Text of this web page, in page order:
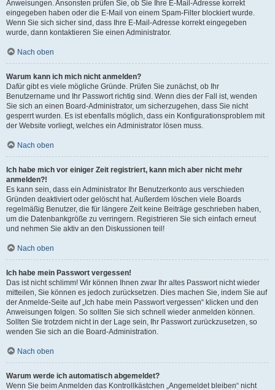
Anweisungen. Ansonsten prüfen Sie, ob Sie Ihre E-Mail-Adresse korrekt
eingegeben haben oder die E-Mail von einem Spam-Filter blockiert wurde.
Wenn Sie sich sicher sind, dass Ihre E-Mail-Adresse korrekt eingegeben
wurde, dann kontaktieren Sie einen Administrator.
Nach oben
Warum kann ich mich nicht anmelden?
Dafür gibt es viele mögliche Gründe. Prüfen Sie zunächst, ob Ihr
Benutzername und Ihr Passwort richtig sind. Wenn dies der Fall ist, wenden
Sie sich an einen Board-Administrator, um sicherzugehen, dass Sie nicht
gesperrt wurden. Es ist ebenfalls möglich, dass ein Konfigurationsproblem mit
der Website vorliegt, welches ein Administrator lösen muss.
Nach oben
Ich habe mich vor einiger Zeit registriert, kann mich aber nicht mehr
anmelden?!
Es kann sein, dass ein Administrator Ihr Benutzerkonto aus verschieden
Gründen deaktiviert oder gelöscht hat. Außerdem löschen viele Boards
regelmäßig Benutzer, die für längere Zeit keine Beiträge geschrieben haben,
um die Datenbankgröße zu verringern. Registrieren Sie sich einfach erneut
und nehmen Sie aktiv an den Diskussionen teil!
Nach oben
Ich habe mein Passwort vergessen!
Das ist nicht schlimm! Wir können Ihnen zwar Ihr altes Passwort nicht wieder
mitteilen, Sie können es jedoch zurücksetzen. Dies machen Sie, indem Sie auf
der Anmelde-Seite auf „Ich habe mein Passwort vergessen“ klicken und den
Anweisungen folgen. So sollten Sie sich schnell wieder anmelden können.
Sollten Sie trotzdem nicht in der Lage sein, Ihr Passwort zurückzusetzen, so
wenden Sie sich an die Board-Administration.
Nach oben
Warum werde ich automatisch abgemeldet?
Wenn Sie beim Anmelden das Kontrollkästchen „Angemeldet bleiben“ nicht